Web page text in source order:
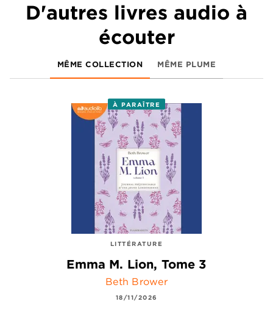
D'autres livres audio à
écouter
MÊME COLLECTION MÊME PLUME
À PARAÎTRE
LITTÉRATURE
Emma M. Lion, Tome 3
Beth Brower
18/11/2026